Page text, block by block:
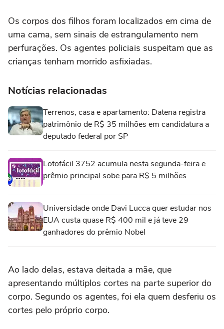
Os corpos dos filhos foram localizados em cima de
uma cama, sem sinais de estrangulamento nem
perfurações. Os agentes policiais suspeitam que as
crianças tenham morrido asfixiadas.
Notícias relacionadas
Terrenos, casa e apartamento: Datena registra
patrimônio de R$ 35 milhões em candidatura a
deputado federal por SP
Lotofácil 3752 acumula nesta segunda-feira e
prêmio principal sobe para R$ 5 milhões
Universidade onde Davi Lucca quer estudar nos
EUA custa quase R$ 400 mil e já teve 29
ganhadores do prêmio Nobel
Ao lado delas, estava deitada a mãe, que
apresentando múltiplos cortes na parte superior do
corpo. Segundo os agentes, foi ela quem desferiu os
cortes pelo próprio corpo.